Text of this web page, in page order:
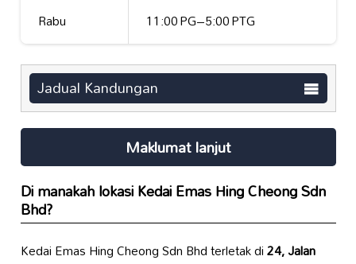
Rabu 11:00 PG–5:00 PTG
Jadual Kandungan
Maklumat lanjut
Di manakah lokasi Kedai Emas Hing Cheong Sdn
Bhd?
Kedai Emas Hing Cheong Sdn Bhd terletak di24, Jalan